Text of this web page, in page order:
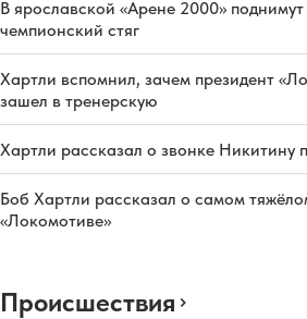
В ярославской «Арене 2000»
чемпионский стяг
Хартли вспомнил, зачем президент
зашел в тренерскую
Хартли рассказал о звонке Никитину
Боб Хартли рассказал о самом
«Локомотиве»
Происшествия